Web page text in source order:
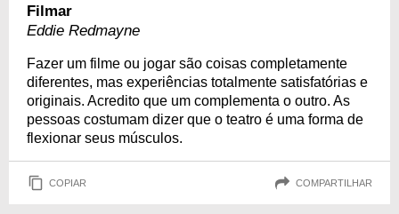
Filmar
Eddie Redmayne
Fazer um filme ou jogar são coisas completamente
diferentes, mas experiências totalmente satisfatórias e
originais. Acredito que um complementa o outro. As
pessoas costumam dizer que o teatro é uma forma de
flexionar seus músculos.
COPIAR COMPARTILHAR